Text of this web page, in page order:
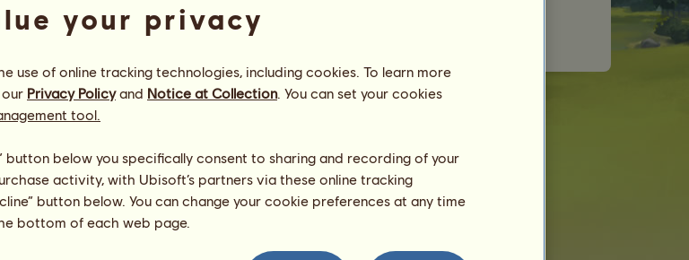
Fortuna
your privacy
use of online tracking technologies, including cookies. To learn more
Privacy Policyand Notice at Collection. You can set your cookies
tool.
below you specifically consent to sharing and recording of your
activity, with Ubisoft’s partners via these online tracking
button below. You can change your cookie preferences at any time
bottom of each web page.